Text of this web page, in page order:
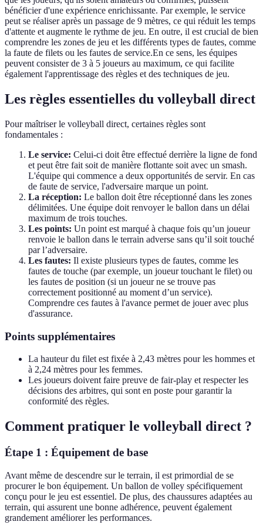
bénéficier d'une expérience enrichissante. Par exemple, le service
peut se réaliser après un passage de 9 mètres, ce qui réduit les temps
d'attente et augmente le rythme de jeu. En outre, il est crucial de bien
comprendre les zones de jeu et les différents types de fautes, comme
la faute de filets ou les fautes de service.En ce sens, les équipes
peuvent consister de 3 à 5 joueurs au maximum, ce qui facilite
également l'apprentissage des règles et des techniques de jeu.
Les règles essentielles du volleyball direct
Pour maîtriser le volleyball direct, certaines règles sont
fondamentales :
Le service: Celui-ci doit être effectué derrière la ligne de fond
et peut être fait soit de manière flottante soit avec un smash.
L'équipe qui commence a deux opportunités de servir. En cas
de faute de service, l'adversaire marque un point.
La réception: Le ballon doit être réceptionné dans les zones
délimitées. Une équipe doit renvoyer le ballon dans un délai
maximum de trois touches.
Les points: Un point est marqué à chaque fois qu’un joueur
renvoie le ballon dans le terrain adverse sans qu’il soit touché
par l’adversaire.
Les fautes: Il existe plusieurs types de fautes, comme les
fautes de touche (par exemple, un joueur touchant le filet) ou
les fautes de position (si un joueur ne se trouve pas
correctement positionné au moment d’un service).
Comprendre ces fautes à l'avance permet de jouer avec plus
d'assurance.
Points supplémentaires
La hauteur du filet est fixée à 2,43 mètres pour les hommes et
à 2,24 mètres pour les femmes.
Les joueurs doivent faire preuve de fair-play et respecter les
décisions des arbitres, qui sont en poste pour garantir la
conformité des règles.
Comment pratiquer le volleyball direct ?
Étape 1 : Équipement de base
Avant même de descendre sur le terrain, il est primordial de se
procurer le bon équipement. Un ballon de volley spécifiquement
conçu pour le jeu est essentiel. De plus, des chaussures adaptées au
terrain, qui assurent une bonne adhérence, peuvent également
grandement améliorer les performances.